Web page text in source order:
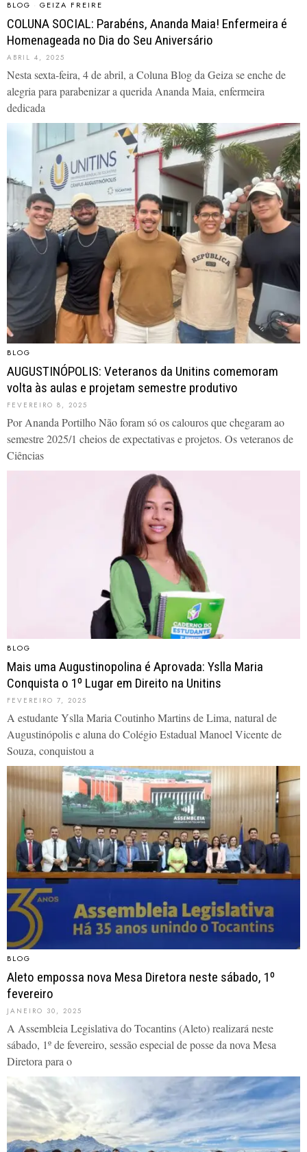
BLOG · GEIZA FREIRE
COLUNA SOCIAL: Parabéns, Ananda Maia! Enfermeira é
Homenageada no Dia do Seu Aniversário
ABRIL 4, 2025
Nesta sexta-feira, 4 de abril, a Coluna Blog da Geiza se enche de
alegria para parabenizar a querida Ananda Maia, enfermeira
dedicada
BLOG
AUGUSTINÓPOLIS: Veteranos da Unitins comemoram
volta às aulas e projetam semestre produtivo
FEVEREIRO 8, 2025
Por Ananda Portilho Não foram só os calouros que chegaram ao
semestre 2025/1 cheios de expectativas e projetos. Os veteranos de
Ciências
BLOG
Mais uma Augustinopolina é Aprovada: Yslla Maria
Conquista o 1º Lugar em Direito na Unitins
FEVEREIRO 7, 2025
A estudante Yslla Maria Coutinho Martins de Lima, natural de
Augustinópolis e aluna do Colégio Estadual Manoel Vicente de
Souza, conquistou a
BLOG
Aleto empossa nova Mesa Diretora neste sábado, 1º
fevereiro
JANEIRO 30, 2025
A Assembleia Legislativa do Tocantins (Aleto) realizará neste
sábado, 1º de fevereiro, sessão especial de posse da nova Mesa
Diretora para o